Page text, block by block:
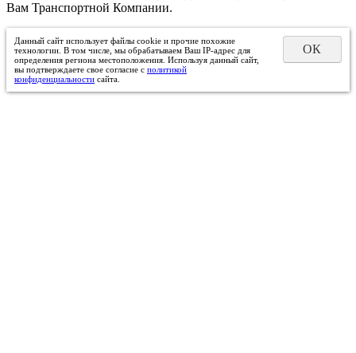
Вам Транспортной Компании.
Данный сайт использует файлы cookie и прочие похожие
технологии. В том числе, мы обрабатываем Ваш IP-адрес для
определения региона местоположения. Используя данный сайт,
вы подтверждаете свое согласие с политикой
конфиденциальности сайта.
ОК